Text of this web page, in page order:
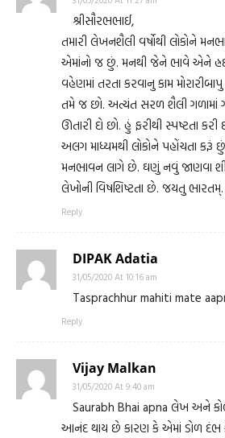
શ્રીસૌરભભાઈ,
તમારી લેખનશૈલી વર્ષોથી લોકોને
એમાંનો જ છું. મનથી જેને ભાવે એને
વહેણમાં તરતા કરવાનુ કામ
તમે જ છો. અત્યંત સરળ શૈલી
ઊતારી દો છો. હું ફરીથી સ્પષ્ટતા
અલગ માધ્યમથી લોકોને પહોંચતા
મનભાવન લાગે છે. ઘણું નવું જાણવા
લેખોની વિષશિષ્ટતા છે. જયતુ
Reply
DIPAK Adatia
31/05/2020 At 10:16 am
Tasprachhur mahiti mate
Reply
Vijay Malkan
31/05/2020 At 9:40 am
Saurabh Bhai apna લેખ અને
આનંદ થાય છે કારણ કે એમાં ડોળ દંભ